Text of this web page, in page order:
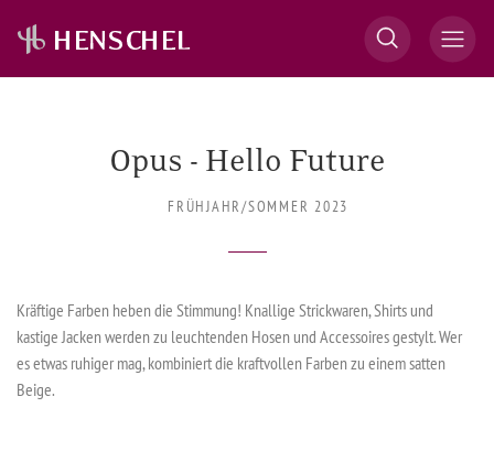
Opus - Hello Future
FRÜHJAHR/SOMMER 2023
Kräftige Farben heben die Stimmung! Knallige Strickwaren, Shirts und
kastige Jacken werden zu leuchtenden Hosen und Accessoires gestylt. Wer
es etwas ruhiger mag, kombiniert die kraftvollen Farben zu einem satten
Beige.